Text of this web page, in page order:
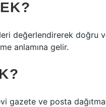
değerlendirerek doğru
anlamına gelir.
gazete ve posta